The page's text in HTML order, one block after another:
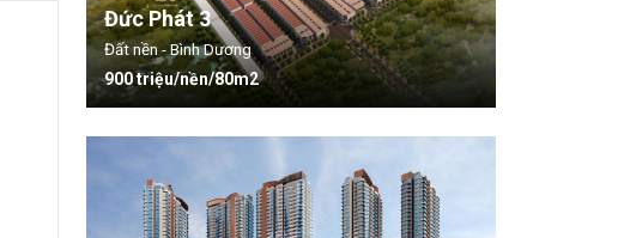
Đức Phát 3
Đất nền - Bình Dương
900 triệu/nền/80m2